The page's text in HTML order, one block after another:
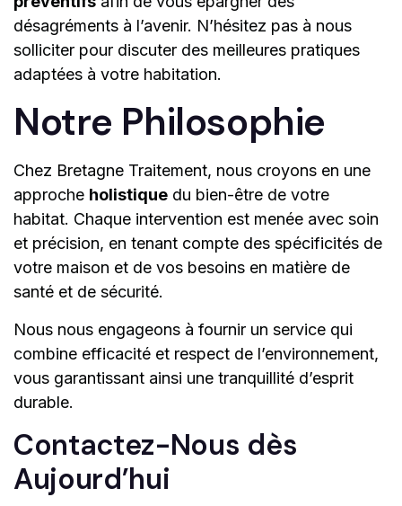
désagréments à l’avenir. N’hésitez pas à nous
solliciter pour discuter des meilleures pratiques
adaptées à votre habitation.
Notre Philosophie
Chez Bretagne Traitement, nous croyons en une
approche holistique du bien-être de votre
habitat. Chaque intervention est menée avec soin
et précision, en tenant compte des spécificités de
votre maison et de vos besoins en matière de
santé et de sécurité.
Nous nous engageons à fournir un service qui
combine efficacité et respect de l’environnement,
vous garantissant ainsi une tranquillité d’esprit
durable.
Contactez-Nous dès
Aujourd’hui